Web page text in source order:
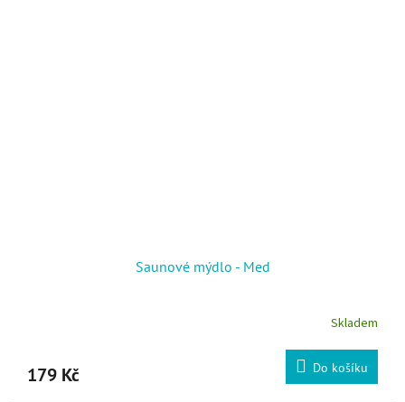
Saunové mýdlo - Med
Skladem
179 Kč Do košíku